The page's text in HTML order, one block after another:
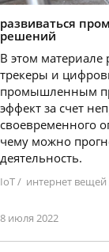
развиваться
решений
В этом
трекеры и
промышленным
эффект за счет
своевременного
чему можно
деятельность.
IoT/ интернет вещей
8 июля 2022